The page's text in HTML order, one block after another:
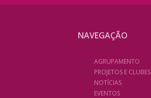
NAVEGAÇÃO
AGRUPAMENTO
PROJETOS E CLUBES
NOTÍCIAS
EVENTOS